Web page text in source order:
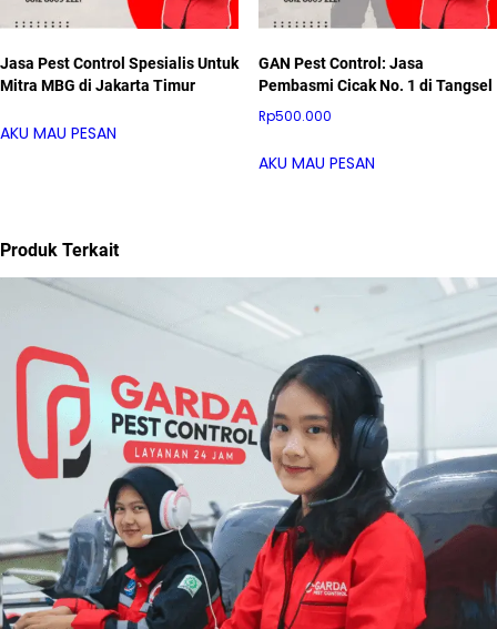
Jasa Pest Control Spesialis Untuk
Mitra MBG di Jakarta Timur
AKU MAU PESAN
GAN Pest Control: Jasa
Pembasmi Cicak No. 1 di Tangsel
Rp500.000
AKU MAU PESAN
Produk Terkait